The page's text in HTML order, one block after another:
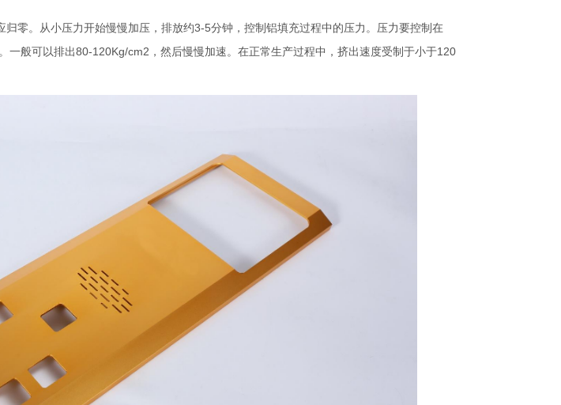
零。从小压力开始慢慢加压，排放约3-5分钟，控制铝填充过程中的压力。压力要控制在
一般可以排出80-120Kg/cm2，然后慢慢加速。在正常生产过程中，挤出速度受制于小于120